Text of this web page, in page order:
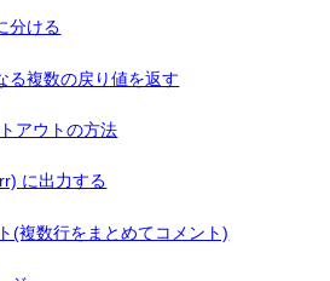
分ける
る複数の戻り値を返す
アウトの方法
に出力する
(複数行をまとめてコメント)